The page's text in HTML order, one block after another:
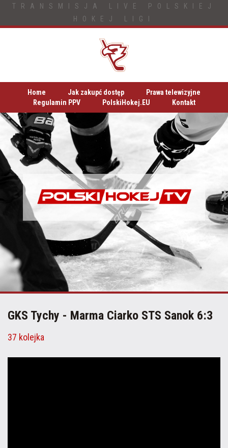
TRANSMISJA LIVE POLSKIEJ
HOKEJ LIGI
Home Jak zakupć dostęp
Prawa telewizyjne
Regulamin PPV
PolskiHokej.EU Kontakt
GKS Tychy - Marma Ciarko STS Sanok 6:3
37 kolejka